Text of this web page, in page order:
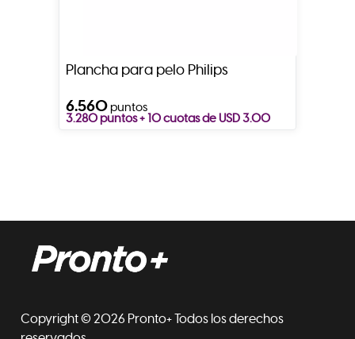
Plancha para pelo Philips
6.560puntos
3.280 puntos + 10 cuotas de USD 3.00
Copyright © 2026 Pronto+ Todos los derechos